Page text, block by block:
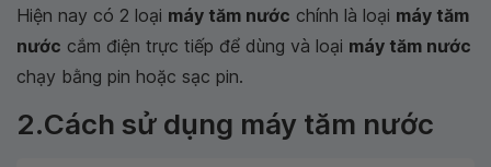
Hiện nay có 2 loại máy tăm nước chính là loại máy tăm
nước cắm điện trực tiếp để dùng và loại máy tăm nước
chạy bằng pin hoặc sạc pin.
2.Cách sử dụng máy tăm nước